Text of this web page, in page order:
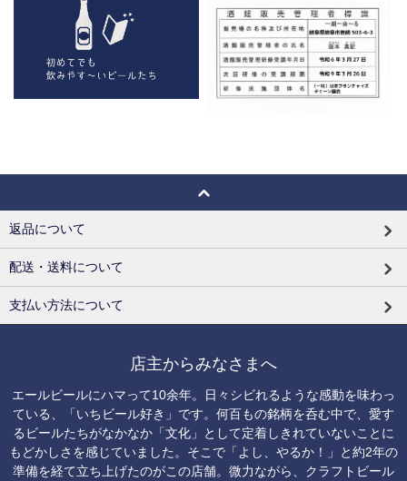
返品について
配送・送料について
支払い方法について
店主からみなさまへ
エールビールにハマって10余年。日々シビれるような感動を味わっ
ている、「いちビール好き」です。何百もの銘柄を呑む中で、愛す
るビールたちがなかなか「文化」として定着しきれていないことに
もどかしさを感じていました。そこで「よし、やるか！」と約2年の
準備を経て立ち上げたのがこの店舗。微力ながら、クラフトビール